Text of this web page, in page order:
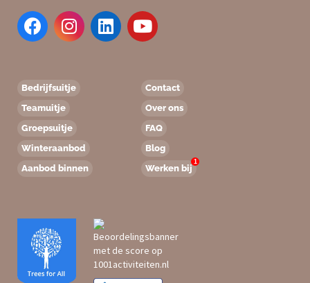
Bedrijfsuitje
Teamuitje
Groepsuitje
Winteraanbod
Aanbod binnen
Contact
Over ons
FAQ
Blog
Werken bij
1